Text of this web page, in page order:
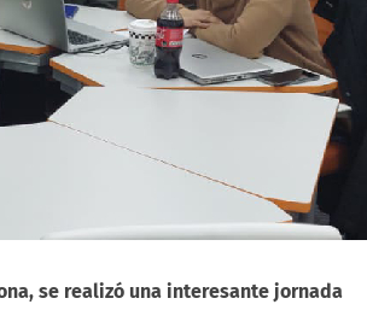
se realizó una interesante jornada